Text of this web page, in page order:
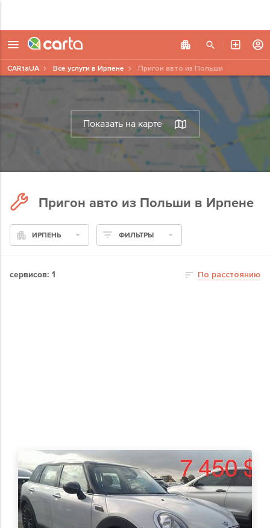
Показать на карте
CARtaUA Все услуги в Ирпене Пригон авто из Польши
Пригон авто из Польши в Ирпене
ИРПЕНЬ ФИЛЬТРЫ
сервисов: 1 По расстоянию